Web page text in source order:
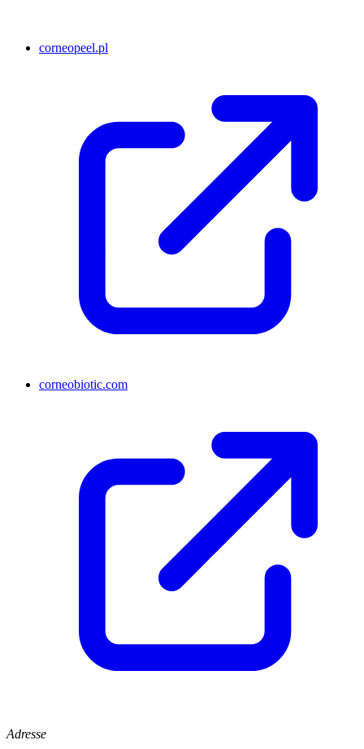
corneopeel.pl
corneobiotic.com
Adresse